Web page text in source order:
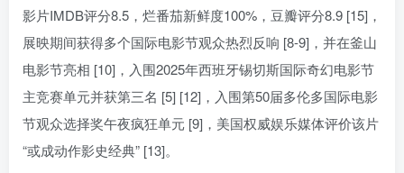
影片IMDB评分8.5，烂番茄新鲜度100%，豆瓣评分8.9 [15]，
展映期间获得多个国际电影节观众热烈反响 [8-9]，并在釜山
电影节亮相 [10]，入围2025年西班牙锡切斯国际奇幻电影节
主竞赛单元并获第三名 [5] [12]，入围第50届多伦多国际电影
节观众选择奖午夜疯狂单元 [9]，美国权威娱乐媒体评价该片
“或成动作影史经典” [13]。